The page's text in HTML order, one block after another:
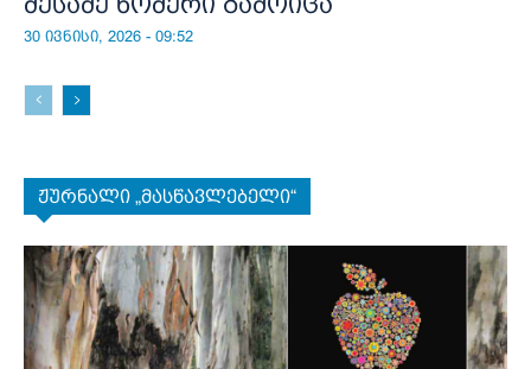
30 ივნისი, 2026 - 09:52
ჟურნალი „მასწავლებელი“